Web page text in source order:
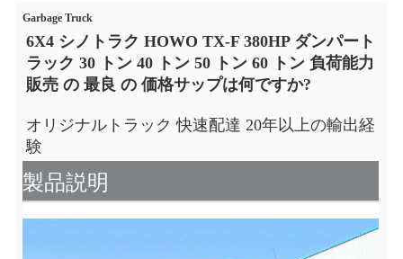
Garbage Truck
6X4 シノトラク HOWO TX-F 380HP ダンパート
ラック 30 トン 40 トン 50 トン 60 トン 負荷能力
販売 の 最良 の 価格サップは何ですか?
オリジナルトラック 快速配達 20年以上の輸出経
験
製品説明